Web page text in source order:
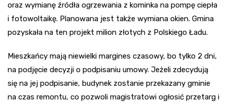
oraz wymianę źródła ogrzewania z kominka na pompę ciepła
i fotowoltaikę. Planowana jest także wymiana okien. Gmina
pozyskała na ten projekt milion złotych z Polskiego Ładu.
Mieszkańcy mają niewielki margines czasowy, bo tylko 2 dni,
na podjęcie decyzji o podpisaniu umowy. Jeżeli zdecydują
się na jej podpisanie, budynek zostanie przekazany gminie
na czas remontu, co pozwoli magistratowi ogłosić przetarg i